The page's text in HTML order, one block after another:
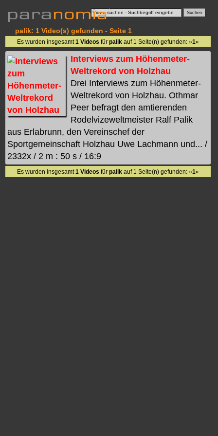
palik: 1 Video(s) gefunden - Seite 1
Es wurden insgesamt 1 Videos für palikauf 1 Seite(n) gefunden: »1«
Interviews zum Höhenmeter-
Weltrekord von Holzhau
Drei Interviews zum Höhenmeter-
Weltrekord von Holzhau. Othmar
Peer befragt den amtierenden
Rodelvizeweltmeister Ralf Palik
aus Erlabrunn, den Vereinschef der
Sportgemeinschaft Holzhau Uwe Lachmann und... /
2332x / 2 m : 50 s / 16:9
Es wurden insgesamt 1 Videos für palikauf 1 Seite(n) gefunden: »1«